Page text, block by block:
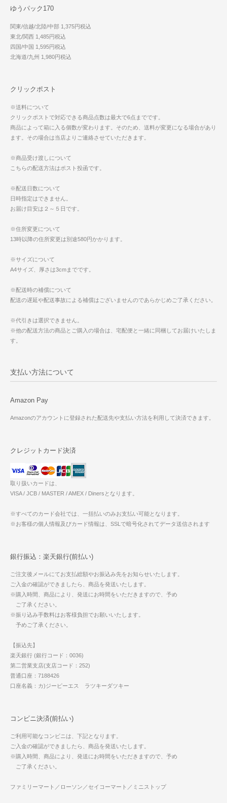
ゆうパック170
関東/信越/北陸/中部 1,375円税込
東北/関西 1,485円税込
四国/中国 1,595円税込
北海道/九州 1,980円税込
クリックポスト
※送料について
クリックポストで対応できる商品点数は最大で6点までです。
商品によって箱に入る個数が変わります。そのため、送料が変更になる場合があり
ます。その場合は当店よりご連絡させていただきます。
※商品受け渡しについて
こちらの配送方法はポスト投函です。
※配送日数について
日時指定はできません。
お届け目安は２～５日です。
※住所変更について
13時以降の住所変更は別途580円かかります。
※サイズについて
A4サイズ、厚さは3cmまでです。
※配送時の補償について
配送の遅延や配送事故による補償はございませんのであらかじめご了承ください。
※代引きは選択できません。
※他の配送方法の商品とご購入の場合は、宅配便と一緒に同梱してお届けいたしま
す。
支払い方法について
Amazon Pay
Amazonのアカウントに登録された配送先や支払い方法を利用して決済できます。
クレジットカード決済
取り扱いカードは、
VISA / JCB / MASTER / AMEX / Dinersとなります。
※すべてのカード会社では、一括払いのみお支払い可能となります。
※お客様の個人情報及びカード情報は、SSLで暗号化されてデータ送信されます
銀行振込：楽天銀行(前払い)
ご注文後メールにてお支払総額やお振込み先をお知らせいたします。
ご入金の確認ができましたら、商品を発送いたします。
※購入時間、商品により、発送にお時間をいただきますので、予め
ご了承ください。
※振り込み手数料はお客様負担でお願いいたします。
予めご了承ください。
【振込先】
楽天銀行 (銀行コード：0036)
第二営業支店(支店コード：252)
普通口座：7188426
口座名義：カ)ジーピーエス ラツキーダツキー
コンビニ決済(前払い)
ご利用可能なコンビニは、下記となります。
ご入金の確認ができましたら、商品を発送いたします。
※購入時間、商品により、発送にお時間をいただきますので、予め
ご了承ください。
ファミリーマート／ローソン／セイコーマート／ミニストップ